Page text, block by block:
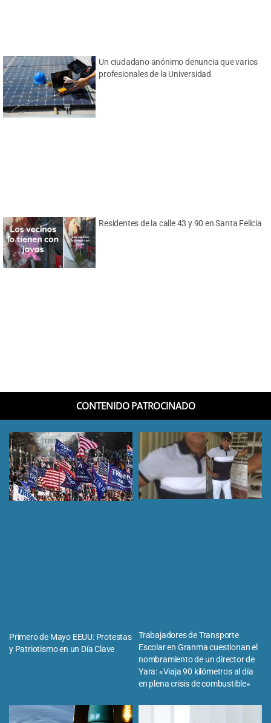
Un ciudadano anónimo denuncia que varios
profesionales de la Universidad
Residentes de la calle 43 y 90 en Santa Felicia
CONTENIDO PATROCINADO
Primero de Mayo EEUU: Protestas
y Patriotismo en un Día Clave
Trabajadores de Transporte
Escolar en Granma cuestionan el
nombramiento de un director de
Yara: «Viaja 90 kilómetros al día
en plena crisis de combustible»